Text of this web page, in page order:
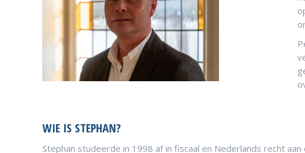
WIE IS STEPHAN?
Stephan studeerde in 1998 af in fiscaal en Nederlands recht